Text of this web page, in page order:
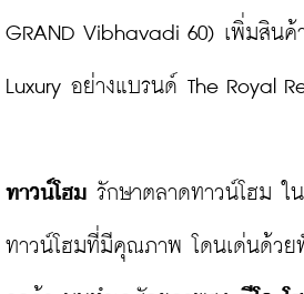
GRAND Vibhavadi 60) เพิ่มสินค้
Luxury อย่างแบรนด์ The Royal
ทาวน์โฮม รักษาตลาดทาวน์โฮม ใ
ทาวน์โฮมที่มีคุณภาพ โดนเด่นด้วย